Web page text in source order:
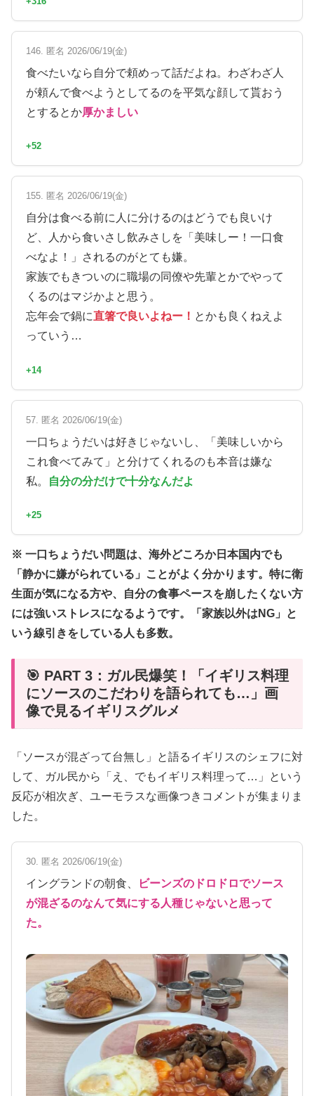
146. 匿名 2026/06/19(金)
食べたいなら自分で頼めって話だよね。わざわざ人
が頼んで食べようとしてるのを平気な顔して貰おう
とするとか厚かましい
+52
155. 匿名 2026/06/19(金)
自分は食べる前に人に分けるのはどうでも良いけ
ど、人から食いさし飲みさしを「美味しー！一口食
べなよ！」されるのがとても嫌。
家族でもきついのに職場の同僚や先輩とかでやって
くるのはマジかよと思う。
忘年会で鍋に直箸で良いよねー！ とかも良くねえよ
っていう…
+14
57. 匿名 2026/06/19(金)
一口ちょうだいは好きじゃないし、「美味しいから
これ食べてみて」と分けてくれるのも本音は嫌な
私。
自分の分だけで十分なんだよ
+25
※ 一口ちょうだい問題は、海外どころか日本国内でも
「静かに嫌がられている」ことがよく分かります。特に衛
生面が気になる方や、自分の食事ペースを崩したくない方
には強いストレスになるようです。「家族以外はNG」と
いう線引きをしている人も多数。
🎯 PART 3：ガル民爆笑！「イギリス料理
にソースのこだわりを語られても…」画
像で見るイギリスグルメ
「ソースが混ざって台無し」と語るイギリスのシェフに対
して、ガル民から「え、でもイギリス料理って…」という
反応が相次ぎ、ユーモラスな画像つきコメントが集まりま
した。
30. 匿名 2026/06/19(金)
イングランドの朝食、
ビーンズのドロドロでソース
が混ざるのなんて気にする人種じゃないと思って
た。